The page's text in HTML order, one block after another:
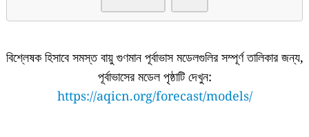
বিশ্লেষক হিসাবে সমস্ত বায়ু গুণমান পূর্বাভাস মডেলগুলির সম্পূর্ণ তালিকার জন্য,
পূর্বাভাসের মডেল পৃষ্ঠাটি দেখুন:
https://aqicn.org/forecast/models/